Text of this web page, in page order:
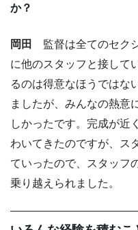
か？
岡田
監督は全てのセク
に他のスタッフと接して
るのは得意なほうではな
ましたが、みんなの熱意
しかったです。完成が近
わいてきたのですが、ス
ていったので、スタッフ
乗り越えられました。